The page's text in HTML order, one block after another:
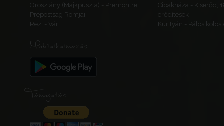
Oroszlány (Majkpuszta) - Premontrei
Prépostság Romjai
Cibakháza - Kiserőd,
erődítések
Rezi - Vár
Kurityán - Pálos
Mobilalkalmazás
Támogatás